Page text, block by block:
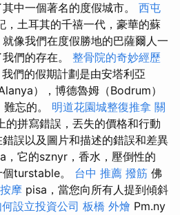
中一個著名的度假城市。 西屯
，土耳其的千禧一代，豪華的蘇
像我們在度假勝地的巴薩爾人一
們的存在。 整骨院的奇妙經歷
我們的假期計劃是由安塔利亞
），博德魯姆（Bodrum）
忘的。 明道花園城整復推拿 關
的拼寫錯誤，丟失的價格和行動
誤以及圖片和描述的錯誤和差異
，它的sznyr，香水，壓倒性的
turstable。 台中 推薦 撥筋 佛
摩 pisa，當您向所有人提到傾斜
設立投資公司 板橋 外燴 Pm.ny